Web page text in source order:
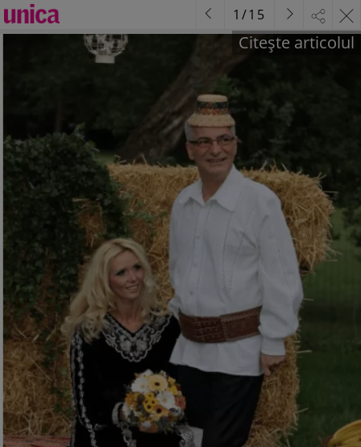
Citește articolul
1 /15